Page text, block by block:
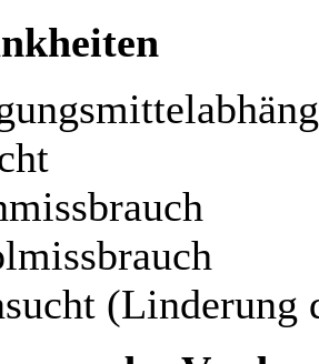
(Linderung